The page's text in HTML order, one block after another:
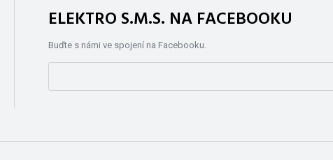
ELEKTRO S.M.S. NA FACEBOOKU
Buďte s námi ve spojení na Facebooku.